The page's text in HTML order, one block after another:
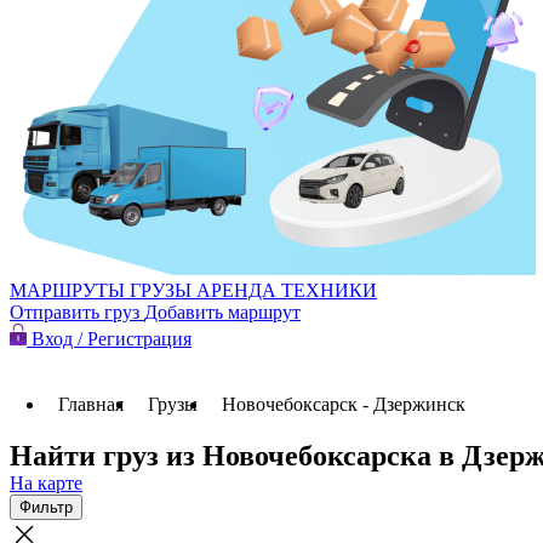
МАРШРУТЫ ГРУЗЫ АРЕНДА ТЕХНИКИ
Отправить груз Добавить маршрут
Вход / Регистрация
Главная Грузы Новочебоксарск - Дзержинск
Найти груз из Новочебоксарска в
На карте
Фильтр